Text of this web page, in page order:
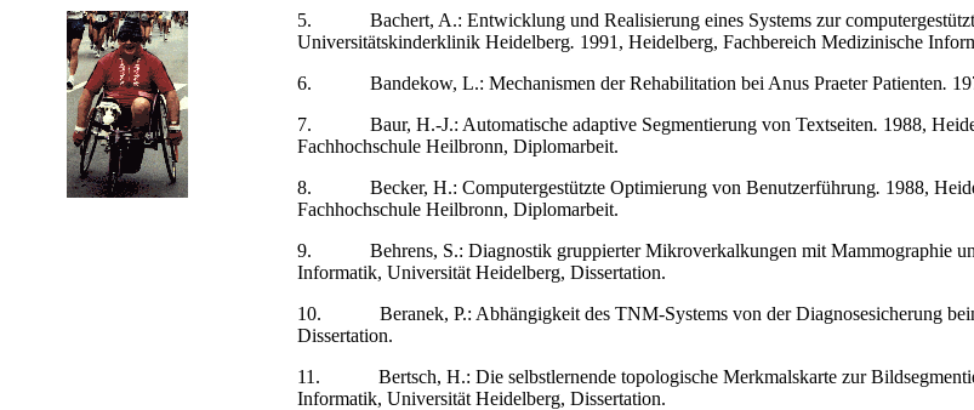
5.
Bachert, A.: Entwicklung und Realisierung eines Systems zur
Universitätskinderklinik Heidelberg. 1991, Heidelberg, Fachbereich Medizinische
6.
Bandekow, L.: Mechanismen der Rehabilitation bei Anus Praeter Patienten.
7.
Baur, H.-J.: Automatische adaptive Segmentierung von Textseiten. 1988,
Fachhochschule Heilbronn, Diplomarbeit.
8.
Becker, H.: Computergestützte Optimierung von Benutzerführung. 1988,
Fachhochschule Heilbronn, Diplomarbeit.
9.
Behrens, S.: Diagnostik gruppierter Mikroverkalkungen mit Mammographie
Informatik, Universität Heidelberg, Dissertation.
10.
Beranek, P.: Abhängigkeit des TNM-Systems von der Diagnosesicherung
Dissertation.
11.
Bertsch, H.: Die selbstlernende topologische Merkmalskarte zur
Informatik, Universität Heidelberg, Dissertation.